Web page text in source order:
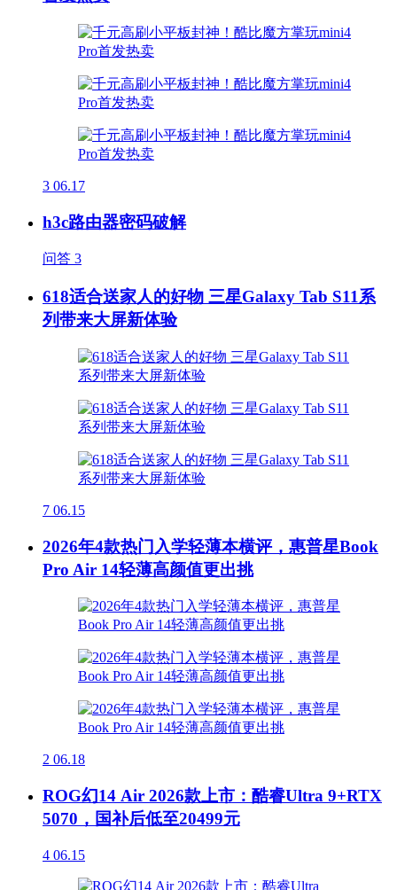
3 06.17
h3c路由器密码破解
问答 3
618适合送家人的好物 三星Galaxy Tab S11系
列带来大屏新体验
7 06.15
2026年4款热门入学轻薄本横评，惠普星Book
Pro Air 14轻薄高颜值更出挑
2 06.18
ROG幻14 Air 2026款上市：酷睿Ultra 9+RTX
5070，国补后低至20499元
4 06.15